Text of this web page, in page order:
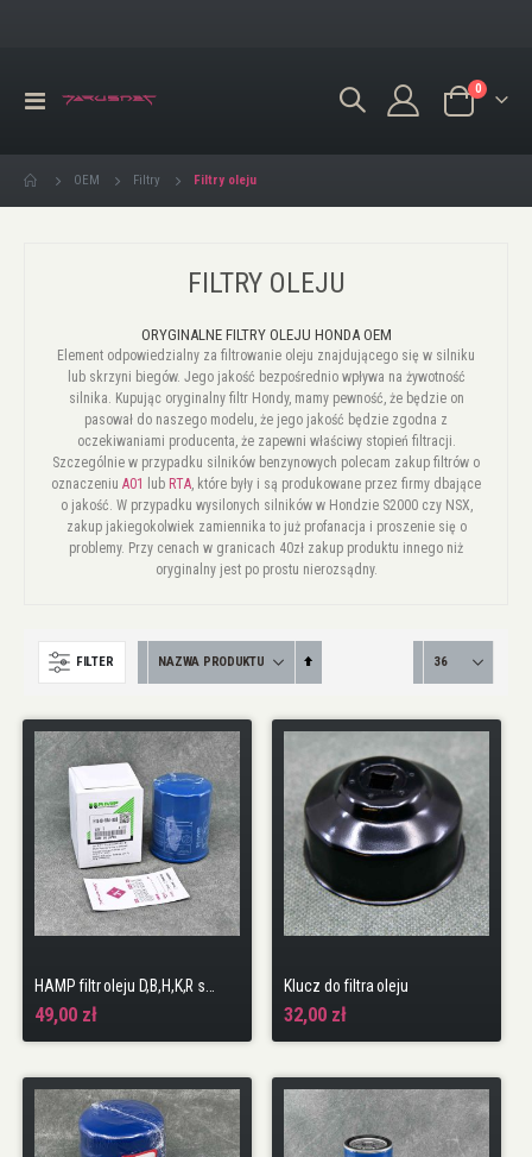
Przełącznik
Koszyk
0produkty/
OEM Filtry Filtry oleju
FILTRY OLEJU
ORYGINALNE FILTRY OLEJU HONDA OEM
Element odpowiedzialny za filtrowanie oleju znajdującego się w silniku
lub skrzyni biegów. Jego jakość bezpośrednio wpływa na żywotność
silnika. Kupując oryginalny filtr Hondy, mamy pewność, że będzie on
pasował do naszego modelu, że jego jakość będzie zgodna z
oczekiwaniami producenta, że zapewni właściwy stopień filtracji.
Szczególnie w przypadku silników benzynowych polecam zakup filtrów o
oznaczeniu A01 lub RTA , które były i są produkowane przez firmy dbające
o jakość. W przypadku wysilonych silników w Hondzie S2000 czy NSX,
zakup jakiegokolwiek zamiennika to już profanacja i proszenie się o
problemy. Przy cenach w granicach 40zł zakup produktu innego niż
oryginalny jest po prostu nierozsądny.
FILTER
Ustaw
kierunek
49,00 zł
Klucz do filtra oleju
32,00 zł